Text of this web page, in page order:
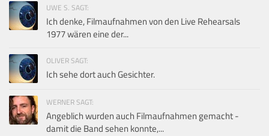
UWE S. SAGT:
Ich denke, Filmaufnahmen von den Live Rehearsals
1977 wären eine der...
OLIVER SAGT:
Ich sehe dort auch Gesichter.
WERNER SAGT:
Angeblich wurden auch Filmaufnahmen gemacht -
damit die Band sehen konnte,...